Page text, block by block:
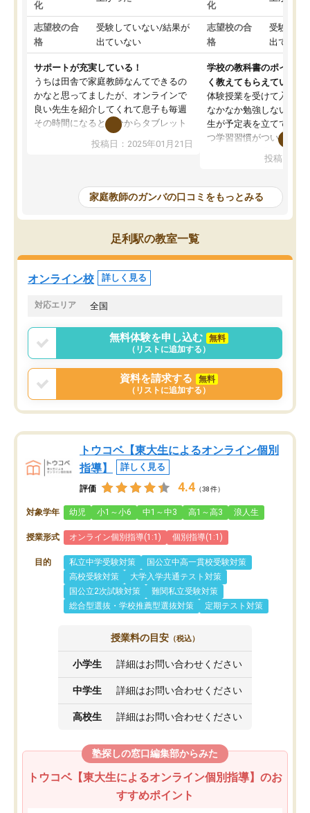
化
志望校の合
格
受験していない/結果が
出ていない
サポートが充実している！
うちは田舎で家庭教師なんてできるの
かなと思ってましたが、オンラインで
良い先生を紹介してくれて息子も毎週
その時間になると自分からタブレット
を開いてzoomを繋げるようになりまし
た！5科目なんでもOKなのもとても気
めて1年ほどだった今では平均点以上の
科目が増えてきました！あと1年受験ま
であるので無料の週末教室を使用しな
がら頑張って欲しいと思います！
投稿日：2025年01月21日
化
志望校の合
格
受験して
出ていな
学校の教科書のポイント
く教えてもらえている
体験授業を受けて入塾し
なかなか勉強しない息子
生が予定表を立ててくれ
つ学習習慣がついてきま
指導が無い日も予定表
問できるのでとても助か
投稿日：
家庭教師のガンバの口コミをもっとみる
足利駅の教室一覧
オンライン校 詳しく見る
対応エリア 全国
無料体験を申し込む
無料
（リストに追加する）
資料を請求する
無料
（リストに追加する）
トウコベ【東大生によるオンライン個別
指導】
詳しく見る
評価 4.4 （38件）
対象学年 幼児 小1～小6 中1～中3 高1～高3 浪人生
授業形式 オンライン個別指導(1:1) 個別指導(1:1)
目的 私立中学受験対策
国公立中高一貫校受験対策
高校受験対策
大学入学共通テスト対策
国公立2次試験対策
難関私立受験対策
総合型選抜・学校推薦型選抜対策
定期テスト対策
授業料の目安 （税込）
小学生 詳細はお問い合わせください
中学生 詳細はお問い合わせください
高校生 詳細はお問い合わせください
塾探しの窓口編集部からみた
トウコベ【東大生によるオンライン個別指導】のお
すすめポイント